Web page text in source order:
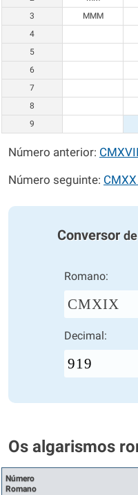
3
MMM
4
5
6
7
8
9
Número anterior:
Número seguinte: CMXX
Conversor de
Romano:
CMXIX
Decimal:
Os algarismos
Número
Romano